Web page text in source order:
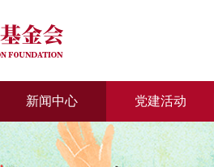
新闻中心 党建活动